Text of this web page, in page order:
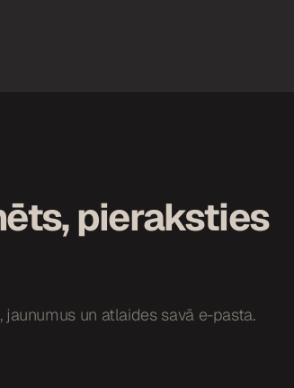
pieraksties
un atlaides savā e-pasta.